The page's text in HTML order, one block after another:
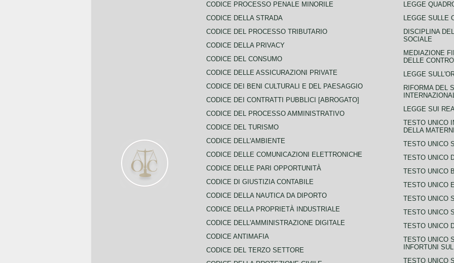
CODICE PROCESSO PENALE MINORILE
CODICE DELLA STRADA
CODICE DEL PROCESSO TRIBUTARIO
CODICE DELLA PRIVACY
CODICE DEL CONSUMO
CODICE DELLE ASSICURAZIONI PRIVATE
CODICE DEI BENI CULTURALI E DEL PAESAGGIO
CODICE DEI CONTRATTI PUBBLICI [ABROGATO]
CODICE DEL PROCESSO AMMINISTRATIVO
CODICE DEL TURISMO
CODICE DELL'AMBIENTE
CODICE DELLE COMUNICAZIONI ELETTRONICHE
CODICE DELLE PARI OPPORTUNITÀ
CODICE DI GIUSTIZIA CONTABILE
CODICE DELLA NAUTICA DA DIPORTO
CODICE DELLA PROPRIETÀ INDUSTRIALE
CODICE DELL'AMMINISTRAZIONE DIGITALE
CODICE ANTIMAFIA
CODICE DEL TERZO SETTORE
LEGGE
LEGGE SULLE
DISCIPLINA
SOCIALE
MEDIAZIONE
DELLE
LEGGE
RIFORMA DEL
LEGGE SUI
TESTO UNICO
DELLA
TESTO UNICO
TESTO UNICO
TESTO UNICO
TESTO UNICO
TESTO UNICO
TESTO UNICO
TESTO UNICO
TESTO UNICO
INFORTUNI
TESTO UNICO